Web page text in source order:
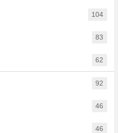
104
83
62
92
46
46